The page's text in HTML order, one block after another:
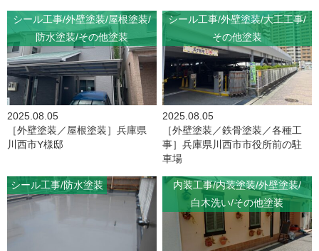
シール工事 外壁塗装 屋根塗装
防水塗装 その他塗装
2025.08.05
［外壁塗装／屋根塗装］兵庫県
川西市Y様邸
シール工事 外壁塗装 大工工事
その他塗装
2025.08.05
［外壁塗装／鉄骨塗装／各種工
事］兵庫県川西市市役所前の駐
車場
シール工事 防水塗装 内装工事 内装塗装 外壁塗装
白木洗い その他塗装